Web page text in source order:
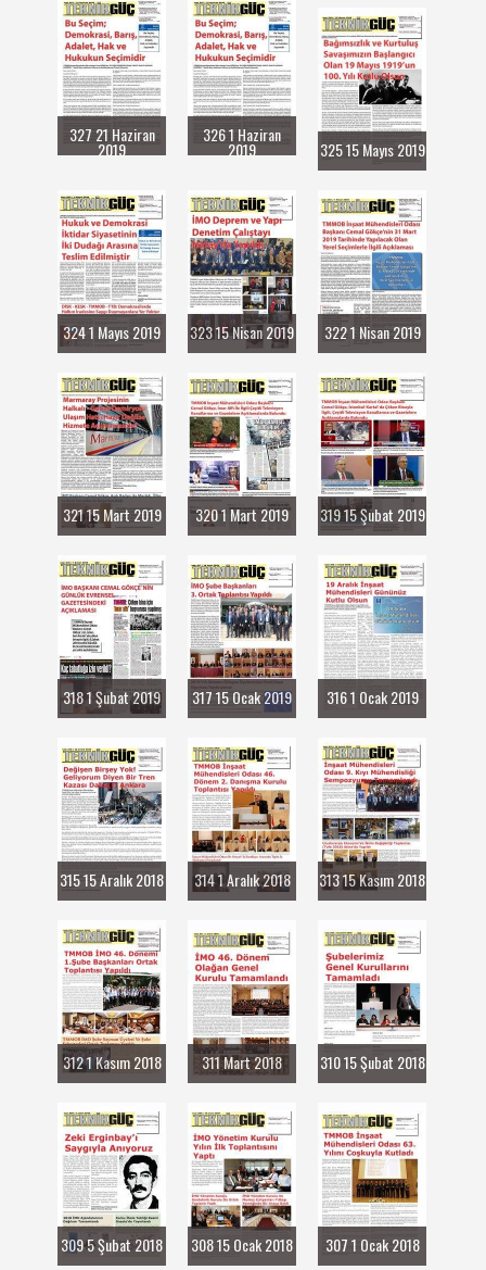
327 21 Haziran
2019
326 1 Haziran
2019 325 15 Mayıs 2019
324 1 Mayıs 2019 323 15 Nisan 2019 322 1 Nisan 2019
321 15 Mart 2019 320 1 Mart 2019 319 15 Şubat 2019
318 1 Şubat 2019 317 15 Ocak 2019 316 1 Ocak 2019
315 15 Aralık 2018 314 1 Aralık 2018 313 15 Kasım 2018
312 1 Kasım 2018 311 Mart 2018 310 15 Şubat 2018
309 5 Şubat 2018 308 15 Ocak 2018 307 1 Ocak 2018